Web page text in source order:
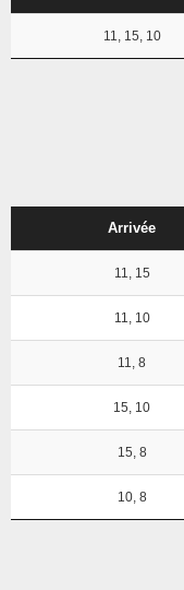
11, 15, 10
Arrivée
11, 15
11, 10
11, 8
15, 10
15, 8
10, 8